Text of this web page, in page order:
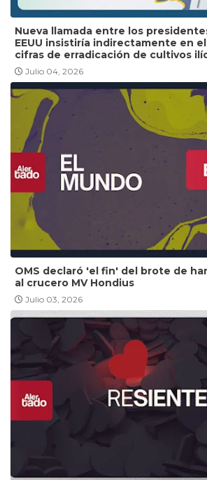
Nueva llamada entre los
EEUU insistiría indirectamente en
cifras de erradicación de cultivos
Julio 04, 2026
OMS declaró 'el fin' del brote de
al crucero MV Hondius
Julio 03, 2026